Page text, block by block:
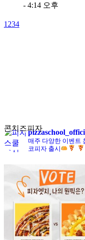
- 4:14 오후
1 234
콘치즈피자
매주 다양한 이벤트
코피자 출시